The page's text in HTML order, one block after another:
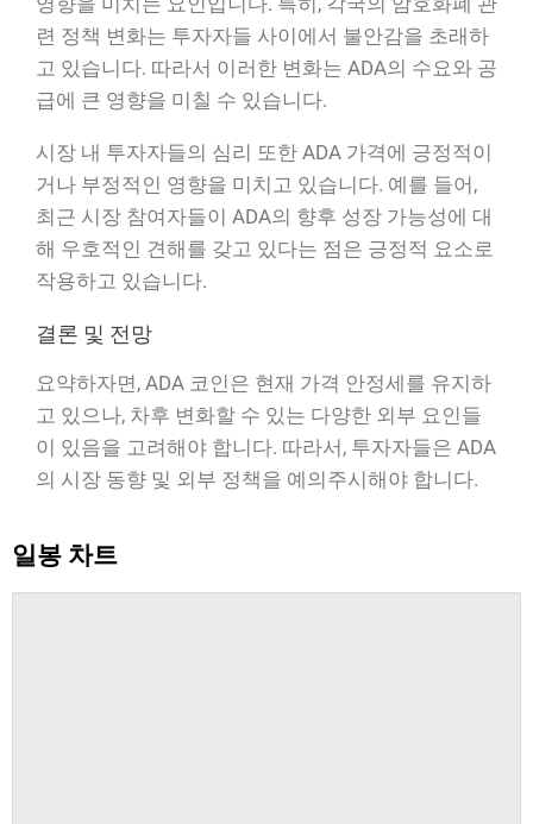
련 정책 변화는 투자자들 사이에서 불안감을 초래하
고 있습니다. 따라서 이러한 변화는 ADA의 수요와 공
급에 큰 영향을 미칠 수 있습니다.
시장 내 투자자들의 심리 또한 ADA 가격에 긍정적이
거나 부정적인 영향을 미치고 있습니다. 예를 들어,
최근 시장 참여자들이 ADA의 향후 성장 가능성에 대
해 우호적인 견해를 갖고 있다는 점은 긍정적 요소로
작용하고 있습니다.
결론 및 전망
요약하자면, ADA 코인은 현재 가격 안정세를 유지하
고 있으나, 차후 변화할 수 있는 다양한 외부 요인들
이 있음을 고려해야 합니다. 따라서, 투자자들은 ADA
의 시장 동향 및 외부 정책을 예의주시해야 합니다.
일봉 차트